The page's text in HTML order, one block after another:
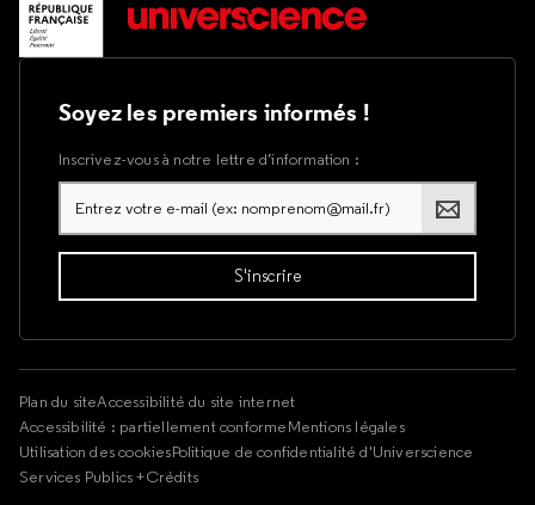
Soyez les premiers informés !
Inscrivez-vous à notre lettre d’information :
Plan du siteAccessibilité du site internet
Accessibilité : partiellement conformeMentions légales
Utilisation des cookiesPolitique de confidentialité d'Universcience
Services Publics +Crédits